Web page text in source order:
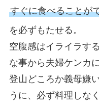
すぐに食べることが
を必ずもたせる。
空腹感はイライラす
な事から夫婦ケンカ
登山どころか義母嫌
うに、必ず料理しな